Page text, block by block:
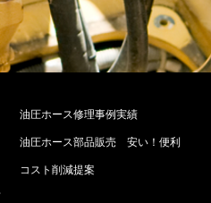
油圧ホース修理事例実績
油圧ホース部品販売 安い！便利
コスト削減提案